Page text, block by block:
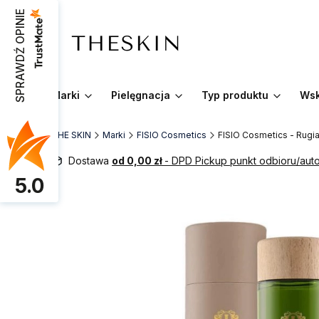
Marki Pielęgnacja Typ produktu
THE SKIN Marki FISIO Cosmetics FISIO Cosmetics -
Dostawa od 0,00 zł - DPD Pickup punkt odbioru/
SPRAWDŹ OPINIE
5.0